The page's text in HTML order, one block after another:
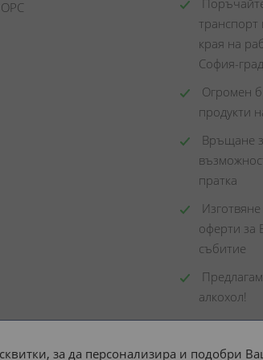
края на
София-
Огромен
продукти
Връщане
пратка
оферти за
събитие
алкохол!
за да персонализира и подобри